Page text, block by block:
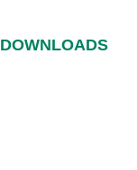
DOWNLOADS